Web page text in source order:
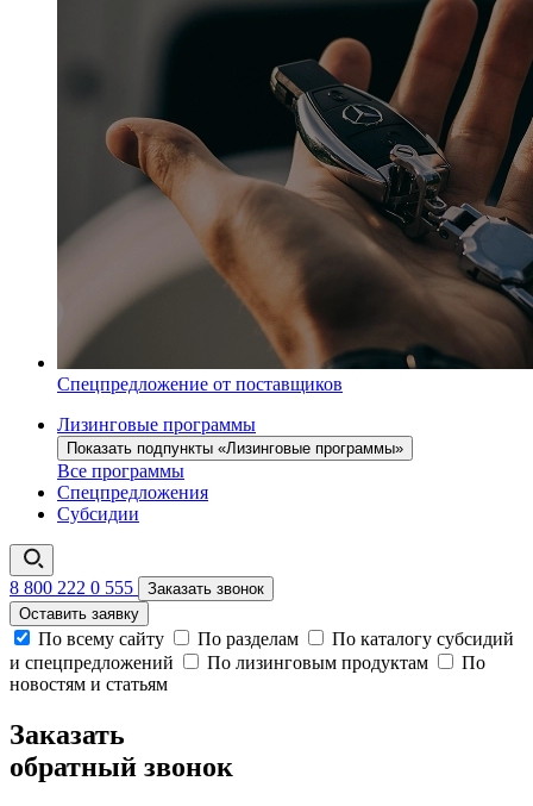
Спецпредложение от поставщиков
Лизинговые программы
Показать подпункты «Лизинговые программы»
Все программы
Спецпредложения
Субсидии
8 800 222 0 555
Заказать звонок
Оставить заявку
По всему сайту По разделам
По каталогу субсидий
и спецпредложений
По лизинговым продуктам
По
новостям и статьям
Заказать
обратный звонок